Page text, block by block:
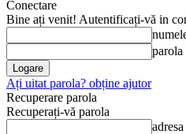
Conectare
Bine ați venit! Autentificați-vă in
parola
Ați uitat parola? obține ajutor
Recuperare parola
Recuperați-vă parola